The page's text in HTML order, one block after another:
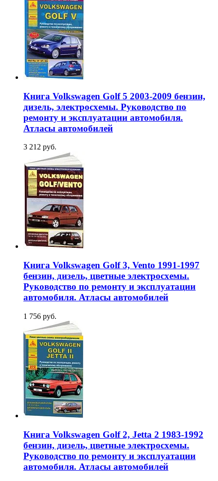
Книга Volkswagen Golf 5 2003-2009 бензин,
дизель, электросхемы. Руководство по
ремонту и эксплуатации автомобиля.
Атласы автомобилей
3 212 руб.
Книга Volkswagen Golf 3, Vento 1991-1997
бензин, дизель, цветные электросхемы.
Руководство по ремонту и эксплуатации
автомобиля. Атласы автомобилей
1 756 руб.
Книга Volkswagen Golf 2, Jetta 2 1983-1992
бензин, дизель, цветные электросхемы.
Руководство по ремонту и эксплуатации
автомобиля. Атласы автомобилей